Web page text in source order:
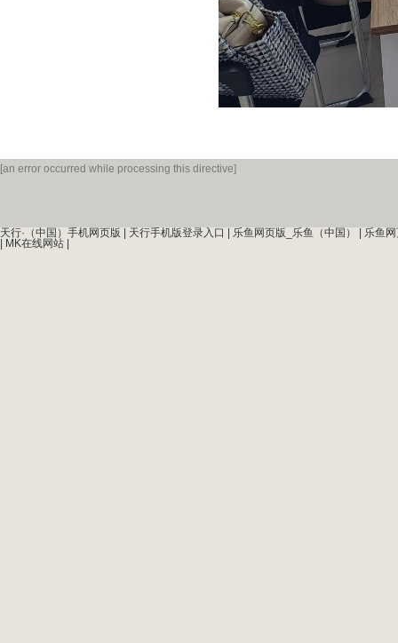
[an error occurred while processing this directive]
天行·（中国）手机网页版 | 天行手机版登录入口 | 乐鱼网页版_乐鱼（中国） | 乐鱼
| MK在线网站 |